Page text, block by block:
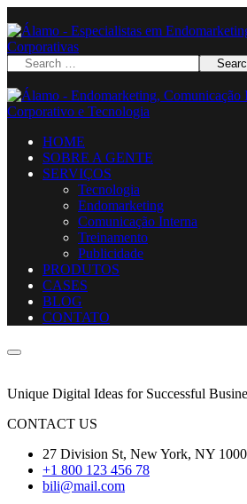
HOME
SOBRE A GENTE
SERVIÇOS
Tecnologia
Endomarketing
Comunicação Interna
Treinamento
Publicidade
PRODUTOS
CASES
BLOG
CONTATO
Unique Digital Ideas for Successful
CONTACT US
27 Division St, New York, NY
+1 800 123 456 78
bili@mail.com